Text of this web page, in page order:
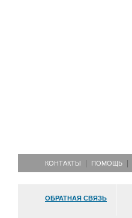
КОНТАКТЫ ПОМОЩЬ
ОБРАТНАЯ СВЯЗЬ